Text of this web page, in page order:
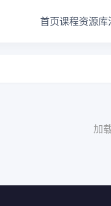
首页课程资源库
加